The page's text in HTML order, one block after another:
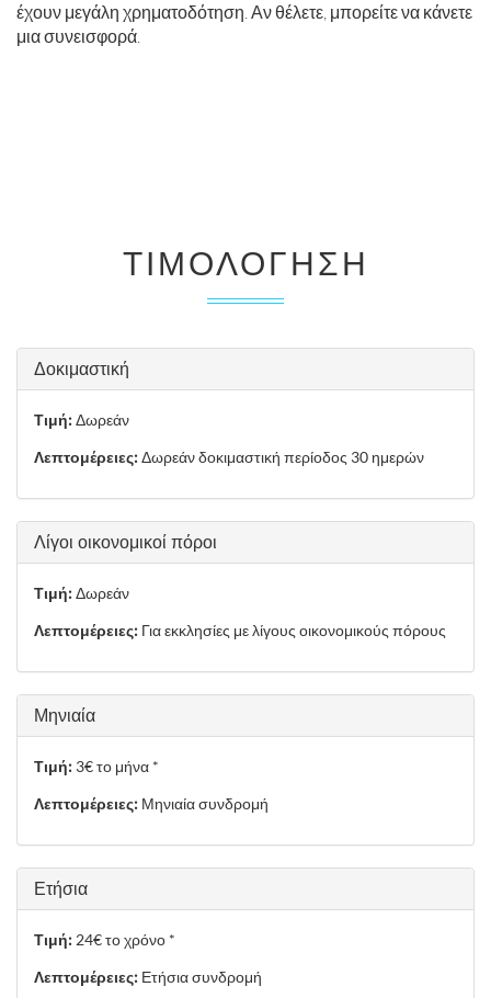
έχουν μεγάλη χρηματοδότηση. Αν θέλετε, μπορείτε να κάνετε
μια συνεισφορά.
ΤΙΜΟΛΌΓΗΣΗ
Δοκιμαστική
Τιμή:Δωρεάν
Λεπτομέρειες:Δωρεάν δοκιμαστική περίοδος 30 ημερών
Λίγοι οικονομικοί πόροι
Τιμή:Δωρεάν
Λεπτομέρειες: Για εκκλησίες με λίγους οικονομικούς πόρους
Μηνιαία
Τιμή: 3€ το μήνα *
Λεπτομέρειες: Μηνιαία συνδρομή
Ετήσια
Τιμή: 24€ το χρόνο *
Λεπτομέρειες: Ετήσια συνδρομή